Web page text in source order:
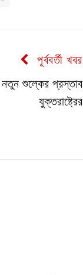
পূর্ববর্তী খবর
নতুন শুল্কের প্রস্তাব
যুক্তরাষ্ট্রের